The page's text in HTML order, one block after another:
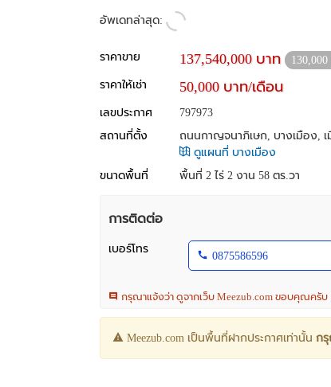
อัพเดทล่าสุด:
ราคาขาย 137,540,000 บาท
ราคาให้เช่า 50,000 บาท/เดือน
เลขประกาศ
797973
สถานที่ตั้ง
ถนนกาญจนาภิเษก, บางเมือง,
ดูแผนที่ บางเมือง
ขนาดพื้นที่
พื้นที่ 2 ไร่ 2 งาน 58 ตร.วา
การติดต่อ
เบอร์โทร
0875586596
กรุณาแจ้งว่า ดูจากเว็บ Meezub.com ขอบคุณครับ
Meezub.com เป็นพื้นที่ฝากประกาศเท่านั้น ก